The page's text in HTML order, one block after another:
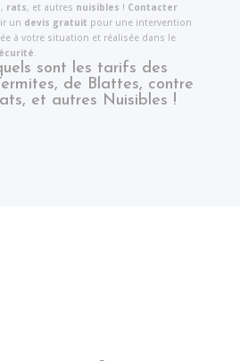
, rats, et autres nuisibles ! Contacter
un devis gratuit pour une intervention
à votre situation et réalisée dans le
.
sont les tarifs des
de Blattes, contre
et autres Nuisibles !